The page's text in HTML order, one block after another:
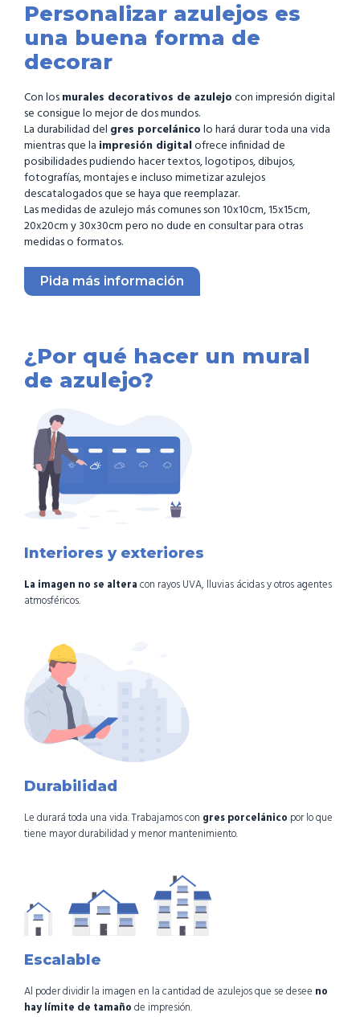
Personalizar azulejos es
una buena forma de
decorar
Con losmurales decorativos de azulejocon impresión digital
se consigue lo mejor de dos mundos.
La durabilidad del gres porcelánicolo hará durar toda una vida
mientras que la impresión digitalofrece infinidad de
posibilidades pudiendo hacer textos, logotipos, dibujos,
fotografías, montajes e incluso mimetizar azulejos
descatalogados que se haya que reemplazar.
Las medidas de azulejo más comunes son 10x10cm, 15x15cm,
20x20cm y 30x30cm pero no dude en consultar para otras
medidas o formatos.
Pida más información
¿Por qué hacer un mural
de azulejo?
Interiores y exteriores
La imagen no se alteracon rayos UVA, lluvias ácidas y otros agentes
atmosféricos.
Durabilidad
Le durará toda una vida. Trabajamos con gres porcelánico por lo que
tiene mayor durabilidad y menor mantenimiento.
Escalable
Al poder dividir la imagen en la cantidad de azulejos que se desee no
hay límite de tamañode impresión.